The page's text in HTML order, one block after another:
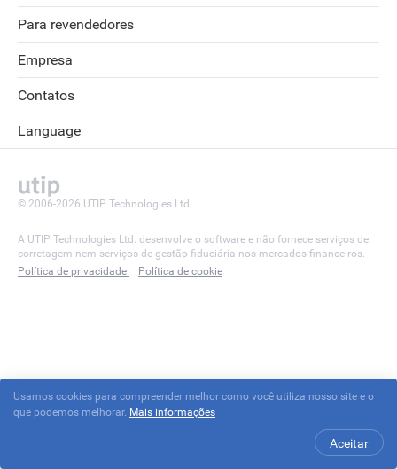
Usamos cookies para compreender melhor como você utiliza nosso site e o
que podemos melhorar. Mais informações
Aceitar
Para revendedores
Empresa
Contatos
Language
© 2006-2026 UTIP Technologies Ltd.
A UTIP Technologies Ltd. desenvolve o software e não fornece serviços de
corretagem nem serviços de gestão fiduciária nos mercados financeiros.
Política de privacidade
Política de cookie